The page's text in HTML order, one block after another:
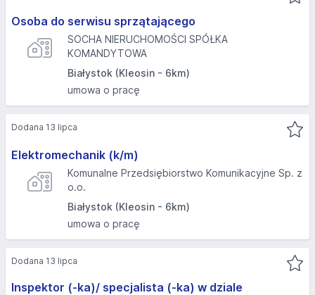
Osoba do serwisu sprzątającego
SOCHA NIERUCHOMOŚCI SPÓŁKA
KOMANDYTOWA
Białystok (Kleosin - 6km)
umowa o pracę
Elektromechanik (k/m)
Komunalne Przedsiębiorstwo Komunikacyjne Sp. z
o.o.
Białystok (Kleosin - 6km)
umowa o pracę
Dodana 13 lipca
Inspektor (-ka)/ specjalista (-ka) w dziale
Dodana 13 lipca